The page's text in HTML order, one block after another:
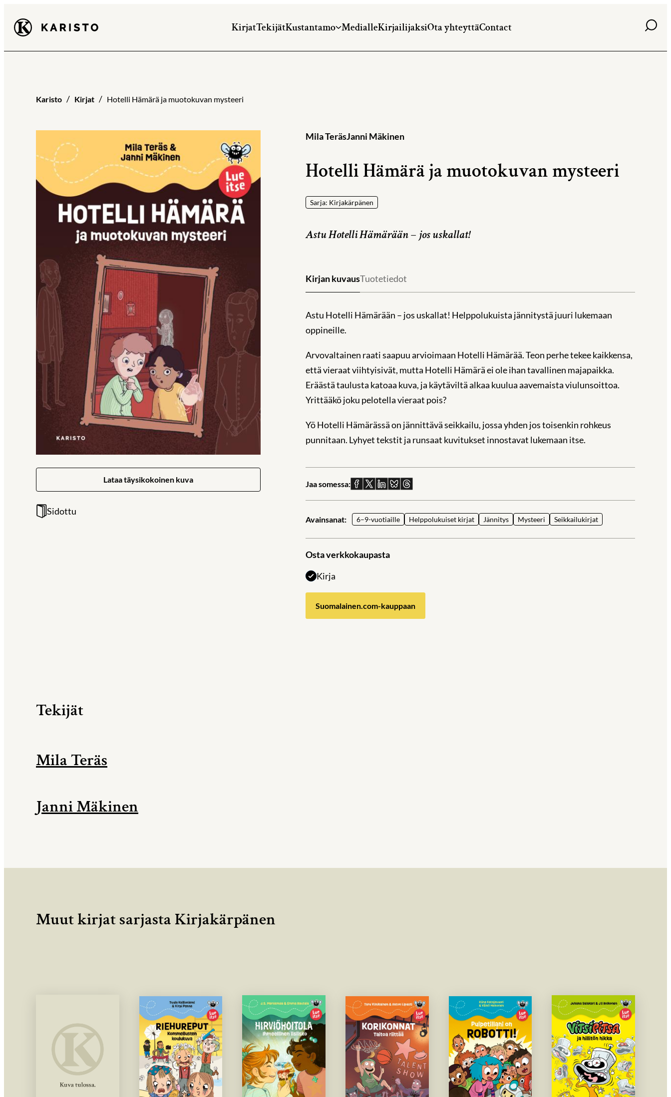
suoraan
Karisto KirjatTekijätKustantamo MedialleKirjailijaksiOta yhteyttäContact Haku
Karisto Kirjat Hotelli Hämärä ja muotokuvan mysteeri
Lataa täysikokoinen kuva
Sidottu
Mila TeräsJanni Mäkinen
Hotelli Hämärä ja muotokuvan mysteeri
Sarja: Kirjakärpänen
Astu Hotelli Hämärään – jos uskallat!
Kirjan kuvausTuotetiedot
Astu Hotelli Hämärään – jos uskallat! Helppolukuista jännitystä juuri lukemaan
oppineille.
Arvovaltainen raati saapuu arvioimaan Hotelli Hämärää. Teon perhe tekee kaikkensa,
että vieraat viihtyisivät, mutta Hotelli Hämärä ei ole ihan tavallinen majapaikka.
Eräästä taulusta katoaa kuva, ja käytäviltä alkaa kuulua aavemaista viulunsoittoa.
Yrittääkö joku pelotella vieraat pois?
Yö Hotelli Hämärässä on jännittävä seikkailu, jossa yhden jos toisenkin rohkeus
punnitaan. Lyhyet tekstit ja runsaat kuvitukset innostavat lukemaan itse.
Jaa somessa:Jaa
Facebookissa
Jaa
X:ssä
Jaa
Linkedinissä
Jaa
Blueskyssä
Jaa
sähköpostilla
Avainsanat: 6–9-vuotiaille Helppolukuiset kirjat Jännitys Mysteeri Seikkailukirjat
Osta verkkokaupasta
Kirja
Suomalainen.com-kauppaan
Tekijät
Mila Teräs
Janni Mäkinen
Muut kirjat sarjasta Kirjakärpänen